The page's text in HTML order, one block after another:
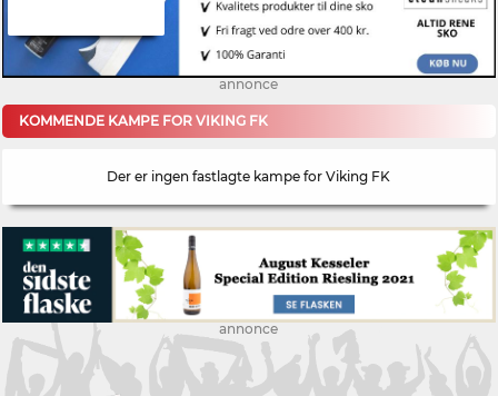
annonce
KOMMENDE KAMPE FOR VIKING FK
Der er ingen fastlagte kampe for Viking FK
annonce